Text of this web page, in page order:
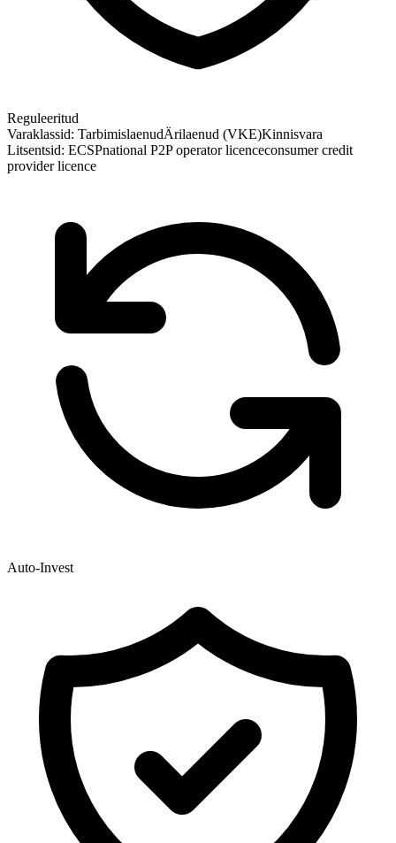
Reguleeritud
Varaklassid: TarbimislaenudÄrilaenud (VKE)Kinnisvara
Litsentsid: ECSPnational P2P operator licenceconsumer credit
provider licence
Auto-Invest